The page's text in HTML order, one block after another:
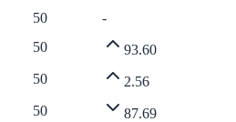
50
-
50
93.60
50
2.56
50
87.69